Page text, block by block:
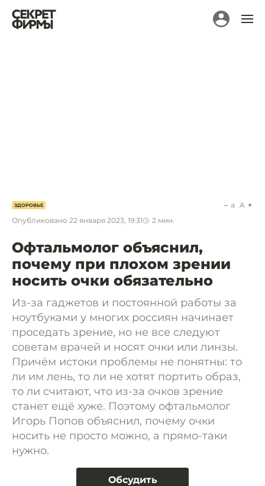
ЗДОРОВЬЕ
Опубликовано 22 января 2023, 19:31 2 мин.
a A
Офтальмолог объяснил,
почему при плохом зрении
носить очки обязательно
Из-за гаджетов и постоянной работы за
ноутбуками у многих россиян начинает
проседать зрение, но не все следуют
советам врачей и носят очки или линзы.
Причём истоки проблемы не понятны: то
ли им лень, то ли не хотят портить образ,
то ли считают, что из-за очков зрение
станет ещё хуже. Поэтому офтальмолог
Игорь Попов объяснил, почему очки
носить не просто можно, а прямо-таки
нужно.
Обсудить